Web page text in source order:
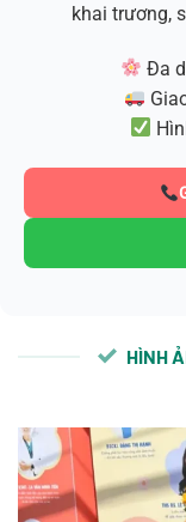
khai trương,
Đa
HÌNH